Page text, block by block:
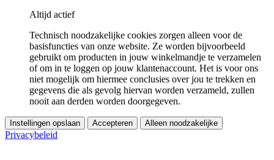
Altijd actief
Technisch noodzakelijke cookies zorgen alleen voor de
basisfuncties van onze website. Ze worden bijvoorbeeld
gebruikt om producten in jouw winkelmandje te verzamelen
of om in te loggen op jouw klantenaccount. Het is voor ons
niet mogelijk om hiermee conclusies over jou te trekken en
gegevens die als gevolg hiervan worden verzameld, zullen
nooit aan derden worden doorgegeven.
Instellingen opslaan Accepteren Alleen noodzakelijke
Privacybeleid